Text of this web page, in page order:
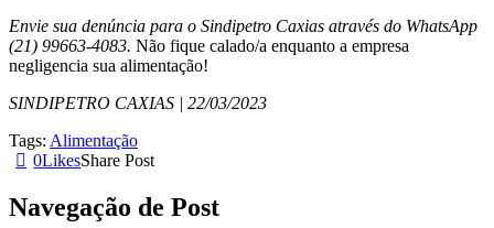
Envie sua denúncia para o Sindipetro Caxias através do WhatsApp
(21) 99663-4083. Não fique calado/a enquanto a empresa
negligencia sua alimentação!
SINDIPETRO CAXIAS | 22/03/2023
Tags: Alimentação
0LikesShare Post
Navegação de Post